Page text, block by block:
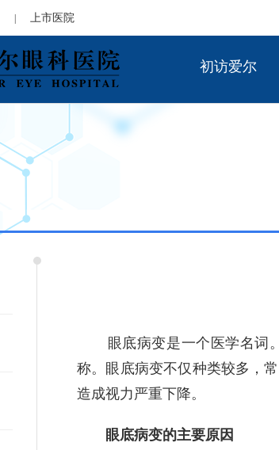
| 上市医院
初访爱尔
眼底病变是一个医学名词。
称。眼底病变不仅种类较多，
造成视力严重下降。
眼底病变的主要原因